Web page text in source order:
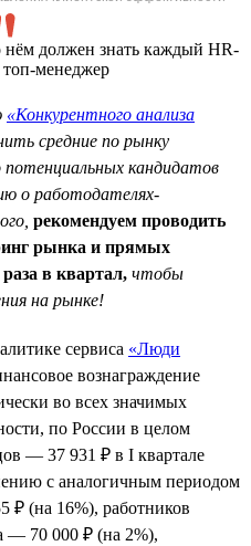
«Конкурентного анализа
средние по рынку
кандидатов
о работодателях-
рекомендуем проводить
рынка и прямых
в квартал, чтобы
на рынке!
сервиса «Люди
вознаграждение
во всех значимых
по России в целом
— 37 931 ₽ в I квартале
с аналогичным периодом
₽ (на 16%), работников
— 70 000 ₽ (на 2%),